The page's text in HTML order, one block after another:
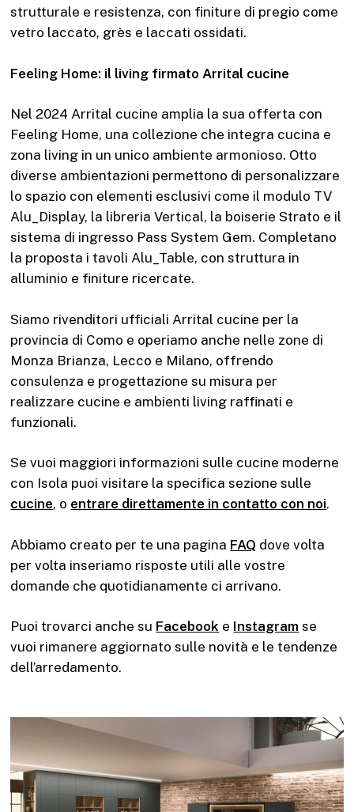
strutturale e resistenza, con finiture di pregio come
vetro laccato, grès e laccati ossidati.
Feeling Home: il living firmato Arrital cucine
Nel 2024 Arrital cucine amplia la sua offerta con
Feeling Home, una collezione che integra cucina e
zona living in un unico ambiente armonioso. Otto
diverse ambientazioni permettono di personalizzare
lo spazio con elementi esclusivi come il modulo TV
Alu_Display, la libreria Vertical, la boiserie Strato e il
sistema di ingresso Pass System Gem. Completano
la proposta i tavoli Alu_Table, con struttura in
alluminio e finiture ricercate.
Siamo rivenditori ufficiali Arrital cucine per la
provincia di Como e operiamo anche nelle zone di
Monza Brianza, Lecco e Milano, offrendo
consulenza e progettazione su misura per
realizzare cucine e ambienti living raffinati e
funzionali.
Se vuoi maggiori informazioni sulle cucine moderne
con Isola puoi visitare la specifica sezione sulle
cucine, o entrare direttamente in contatto con noi.
Abbiamo creato per te una pagina FAQ dove volta
per volta inseriamo risposte utili alle vostre
domande che quotidianamente ci arrivano.
Puoi trovarci anche su Facebook e Instagram se
vuoi rimanere aggiornato sulle novità e le tendenze
dell’arredamento.